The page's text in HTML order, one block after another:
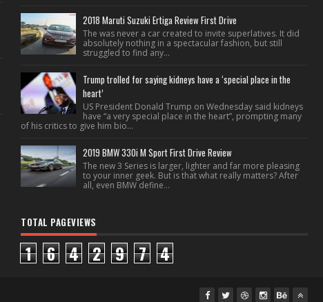
2018 Maruti Suzuki Ertiga Review First Drive
The was never a car created to invite superlatives. It did
absolutely nothing in a spectacular fashion, but still
struggled to find any...
Trump trolled for saying kidneys have a ‘special place in the
heart’
US President Donald Trump on Wednesday said kidneys
have “a very special place in the heart”, prompting many
of his critics to give him bio...
2019 BMW 330i M Sport First Drive Review
The new 3 Series is larger, lighter and far more pleasing
to your inner geek. But is that what really matters? After
all, even BMW define...
TOTAL PAGEVIEWS
1 6 4 2 9 7 4